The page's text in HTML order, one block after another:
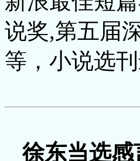
说奖,第五届
等，小说选
徐东当选感